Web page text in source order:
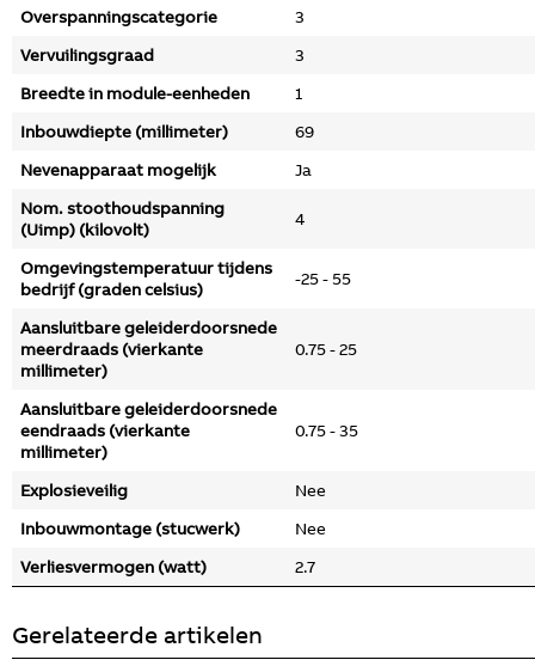
Overspanningscategorie
3
Vervuilingsgraad
3
Breedte in module-eenheden
1
Inbouwdiepte (millimeter)
69
Nevenapparaat mogelijk
Ja
Nom. stoothoudspanning
(Uimp) (kilovolt)
4
Omgevingstemperatuur tijdens
bedrijf (graden celsius)
-25 - 55
Aansluitbare geleiderdoorsnede
meerdraads (vierkante
millimeter)
0.75 - 25
Aansluitbare geleiderdoorsnede
eendraads (vierkante
millimeter)
0.75 - 35
Explosieveilig
Nee
Inbouwmontage (stucwerk)
Nee
Verliesvermogen (watt)
2.7
Gerelateerde artikelen